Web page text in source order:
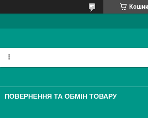
Кошик
ПОВЕРНЕННЯ ТА ОБМІН ТОВАРУ